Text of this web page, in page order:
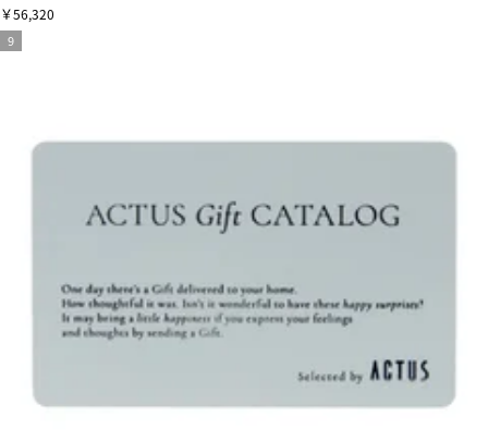
￥56,320